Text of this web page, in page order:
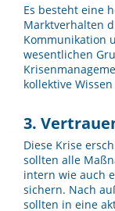
Es besteht eine
Marktverhalten
Kommunikation
wesentlichen
kollektive
3.
Diese Krise
sollten alle
intern wie auch
sichern. Nach
sollten in eine